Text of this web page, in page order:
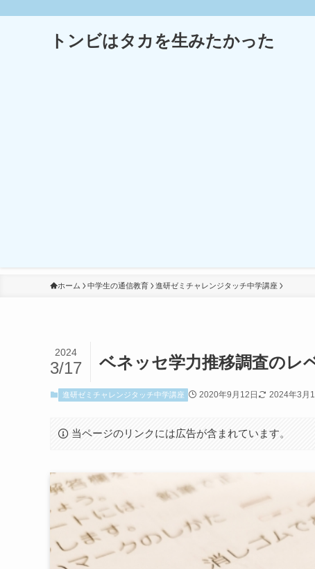
トンビはタカを生みたかった
ホーム 中学生の通信教育 進研ゼミチャレンジタッチ中学講座
ベネッセ学力推移調査のレ
2024
3/17
進研ゼミチャレンジタッチ中学講座 2020年9月12日 2024年3月
当ページのリンクには広告が含まれています。